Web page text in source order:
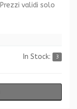
Prezzi validi solo
In Stock: 3